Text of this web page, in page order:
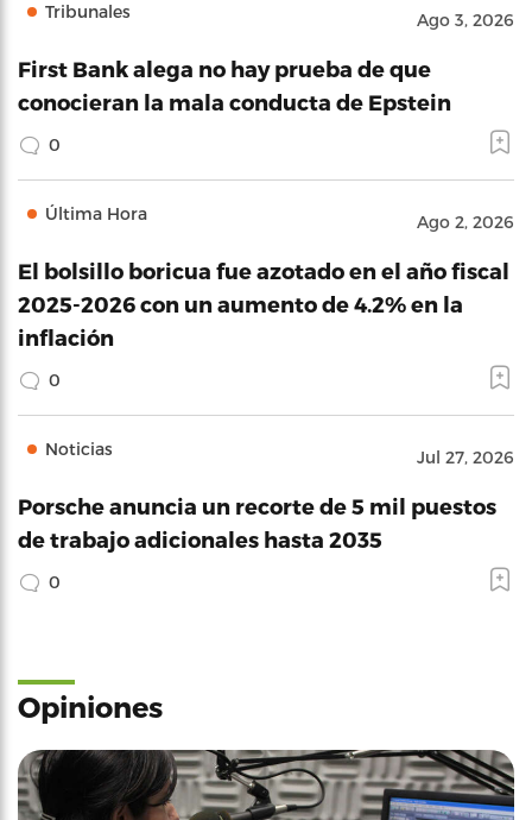
Tribunales Ago 3, 2026
First Bank alega no hay prueba de que
conocieran la mala conducta de Epstein
0
Última Hora Ago 2, 2026
El bolsillo boricua fue azotado en el año fiscal
2025-2026 con un aumento de 4.2% en la
inflación
0
Noticias Jul 27, 2026
Porsche anuncia un recorte de 5 mil puestos
de trabajo adicionales hasta 2035
0
Opiniones